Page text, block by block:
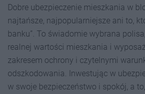
Dobre ubezpieczenie mieszkania w
najtańsze, najpopularniejsze ani to,
banku”. To świadomie wybrana
realnej wartości mieszkania i
zakresem ochrony i czytelnymi
odszkodowania. Inwestując w
w swoje bezpieczeństwo i spokój, a